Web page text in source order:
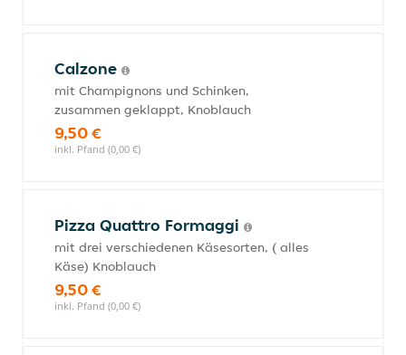
Calzone
mit Champignons und Schinken,
zusammen geklappt, Knoblauch
9,50 €
inkl. Pfand (0,00 €)
Pizza Quattro Formaggi
mit drei verschiedenen Käsesorten, ( alles
Käse) Knoblauch
9,50 €
inkl. Pfand (0,00 €)